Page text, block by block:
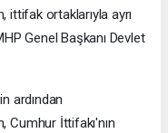
ittifak ortaklarıyla ayrı
Genel Başkanı Devlet
ardından
Cumhur İttifakı'nın